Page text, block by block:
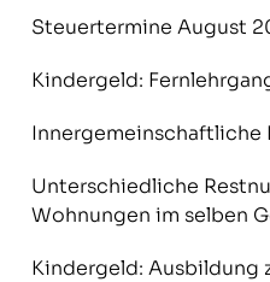
Steuertermine August
Kindergeld:
Innergemeinschaftliche
Unterschiedliche
Wohnungen im selben
Kindergeld: Ausbildung